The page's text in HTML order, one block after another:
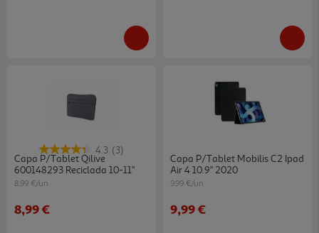
4.3 (3)
Capa P/tablet Qilive
600148293 Reciclada 10-11"
8.99 €/un
8,99 €
Capa P/tablet Mobilis C2 Ipad
Air 4 10.9" 2020
9.99 €/un
9,99 €